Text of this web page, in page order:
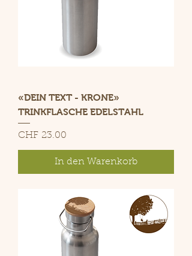
«DEIN TEXT - KRONE»
TRINKFLASCHE EDELSTAHL
Preis
CHF 23.00
In den Warenkorb